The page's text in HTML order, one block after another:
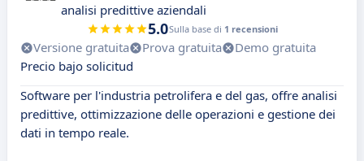
analisi predittive aziendali
5.0Sulla base di 1 recensioni
Versione gratuita Prova gratuita
Demo gratuita
Precio bajo solicitud
Software per l'industria petrolifera e del gas, offre analisi
predittive, ottimizzazione delle operazioni e gestione dei
dati in tempo reale.